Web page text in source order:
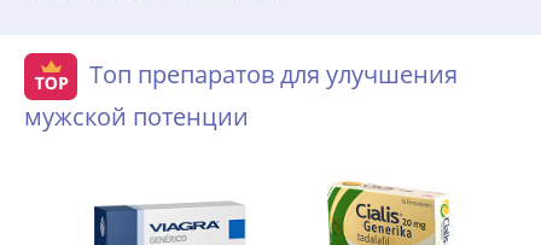
Топ препаратов для улучшения
мужской потенции